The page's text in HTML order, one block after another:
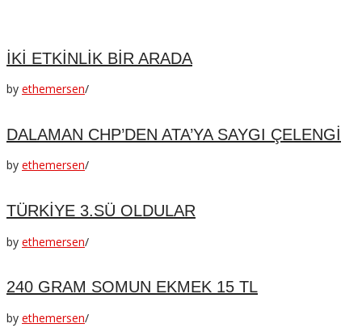
İKİ ETKİNLİK BİR ARADA
by ethemersen/
DALAMAN CHP’DEN ATA’YA SAYGI ÇELENGİ
by ethemersen/
TÜRKİYE 3.SÜ OLDULAR
by ethemersen/
240 GRAM SOMUN EKMEK 15 TL
by ethemersen/